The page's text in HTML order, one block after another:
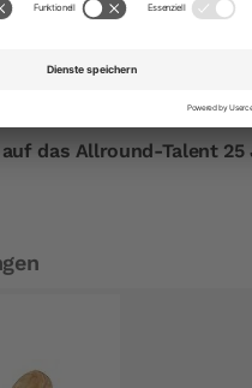
einstellbares Mahlwerk
– von ultrafein bis grob
Mahlwerk
das Allround-Talent 25